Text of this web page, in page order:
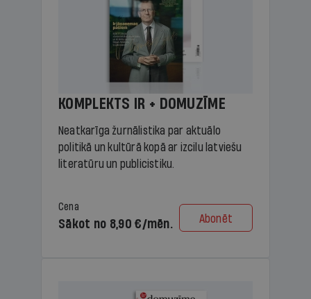
KOMPLEKTS IR + DOMUZĪME
Neatkarīga žurnālistika par aktuālo
politikā un kultūrā kopā ar izcilu latviešu
literatūru un publicistiku.
Cena
Sākot no 8,90 €/mēn. Abonēt